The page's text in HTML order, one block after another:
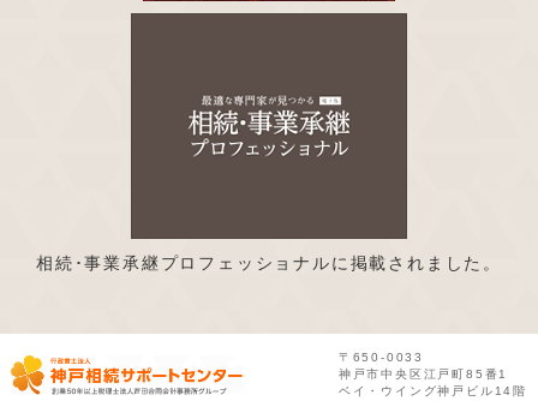
相続･事業承継プロフェッショナルに掲載されました。
〒650-0033
神戸市中央区江戸町85番1
ベイ・ウイング神戸ビル14階